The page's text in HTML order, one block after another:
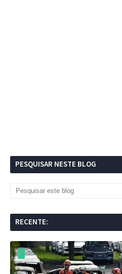
PESQUISAR NESTE BLOG
RECENTE: